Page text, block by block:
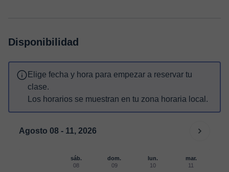
Disponibilidad
Elige fecha y hora para empezar a reservar tu
clase.
Los horarios se muestran en tu zona horaria local.
Agosto 08 - 11, 2026
sáb.
08
dom.
09
lun.
10
mar.
11